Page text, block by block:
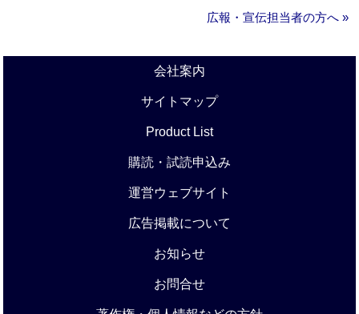
広報・宣伝担当者の方へ »
会社案内
サイトマップ
Product List
購読・試読申込み
運営ウェブサイト
広告掲載について
お知らせ
お問合せ